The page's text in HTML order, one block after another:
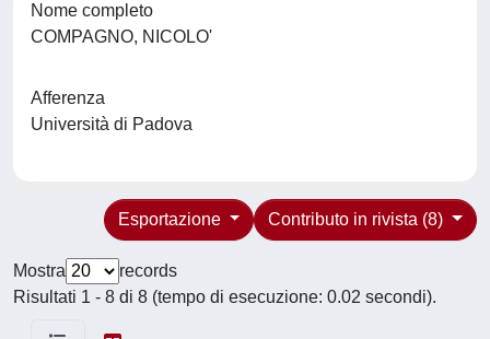
Nome completo
COMPAGNO, NICOLO'
Afferenza
Università di Padova
Contributo in rivista (8)
Esportazione
Mostra
records
Risultati 1 - 8 di 8 (tempo di esecuzione: 0.02 secondi).